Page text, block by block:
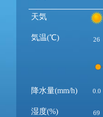
天気
気温(℃)
降水量(mm/h)
湿度(%)
26
0.0
69